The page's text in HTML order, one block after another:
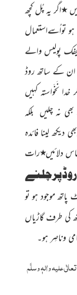
٭اگر یہ پُل کچھ
تواُسےاستعمال
پولیس والے
ان کے ساتھ روڈ
نَخَواستہ کہیں
نہ چلیں بلکہ
لینا فائدہ
دلائیں٭رات
روڈپرچلنے
پاتھ موجود ہو تو
کی طرف گاڑیاں
وناصِر ہو۔
علیہ واٰلہٖ وسلَّم